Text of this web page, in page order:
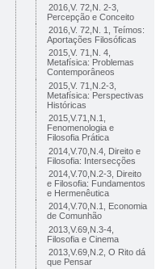
2016,V. 72,N. 2-3,
Percepção e Conceito
2016,V. 72,N. 1, Teímos:
Aportações Filosóficas
2015,V. 71,N. 4,
Metafísica: Problemas
Contemporâneos
2015,V. 71,N.2-3,
Metafísica: Perspectivas
Históricas
2015,V.71,N.1,
Fenomenologia e
Filosofia Prática
2014,V.70,N.4, Direito e
Filosofia: Intersecções
2014,V.70,N.2-3, Direito
e Filosofia: Fundamentos
e Hermenêutica
2014,V.70,N.1, Economia
de Comunhão
2013,V.69,N.3-4,
Filosofia e Cinema
2013,V.69,N.2, O Rito dá
que Pensar